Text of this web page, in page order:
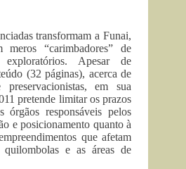
transformam a Funai,
“carimbadores” de
Apesar de
(32 páginas), acerca de
em sua
pretende limitar os prazos
órgãos responsáveis pelos
e posicionamento quanto à
que afetam
e as áreas de